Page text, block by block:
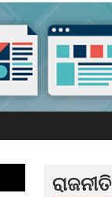
ରାଜନୀତି